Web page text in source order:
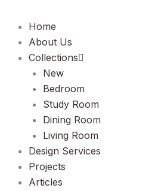
Home
About Us
Collections
New
Bedroom
Study Room
Dining Room
Living Room
Design Services
Projects
Articles